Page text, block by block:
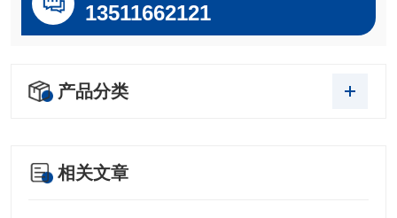
13511662121
产品分类
相关文章